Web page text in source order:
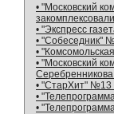
• "Московский
закомплексовали.
• "Экспресс
• "Собеседник"
•
• "Московский
Серебренникова.
• "СтарХит" №13
•
•